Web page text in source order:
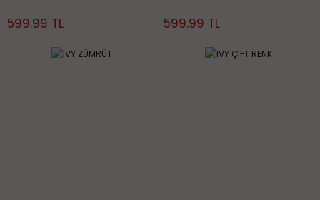
599.99 TL 599.99 TL